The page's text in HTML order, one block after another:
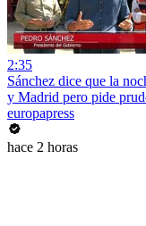
2:35
Sánchez dice que la
y Madrid pero pide
europapress
hace 2 horas